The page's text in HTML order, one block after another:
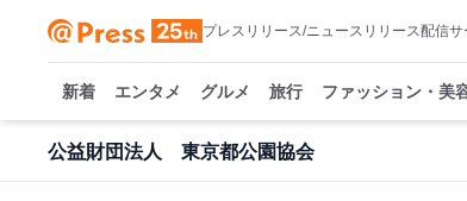
プレスリリース/ニュースリリース配信
新着 エンタメ グルメ 旅行 ファッション・美
公益財団法人 東京都公園協会